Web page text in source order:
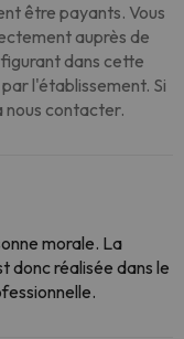
être payants. Vous
auprès de
dans cette
l'établissement. Si
nous contacter.
morale. La
donc réalisée dans le